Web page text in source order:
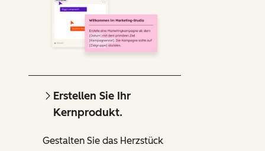
Erstellen Sie Ihr
Kernprodukt.
Gestalten Sie das Herzstück